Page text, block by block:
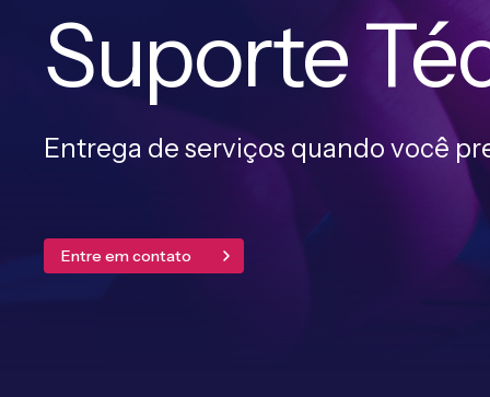
Suporte
Entrega de serviços quando você
Entre em contato